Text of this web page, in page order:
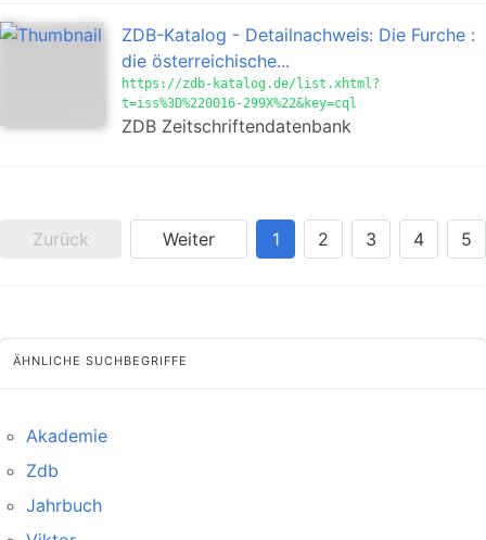
ZDB-Katalog - Detailnachweis: Die Furche :
die österreichische...
https://zdb-katalog.de/list.xhtml?
t=iss%3D%220016-299X%22&key=cql
ZDB Zeitschriftendatenbank
Zurück Weiter 1 2 3 4 5
ÄHNLICHE SUCHBEGRIFFE
Akademie
Zdb
Jahrbuch